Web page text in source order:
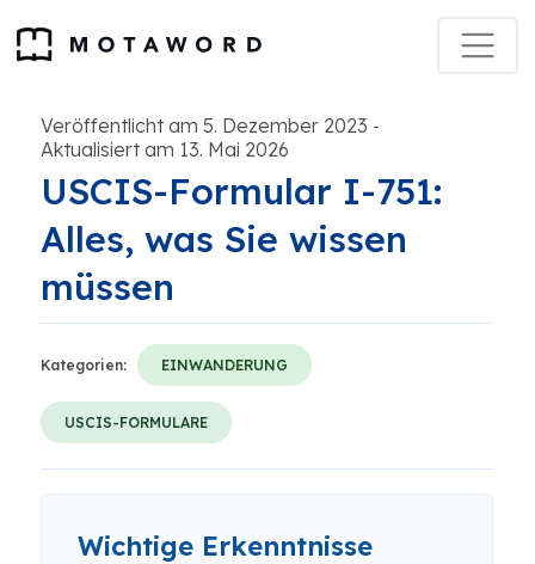
Veröffentlicht am 5. Dezember 2023 -
Aktualisiert am 13. Mai 2026
USCIS-Formular I-751:
Alles, was Sie wissen
müssen
Kategorien: EINWANDERUNG
USCIS-FORMULARE
Wichtige Erkenntnisse